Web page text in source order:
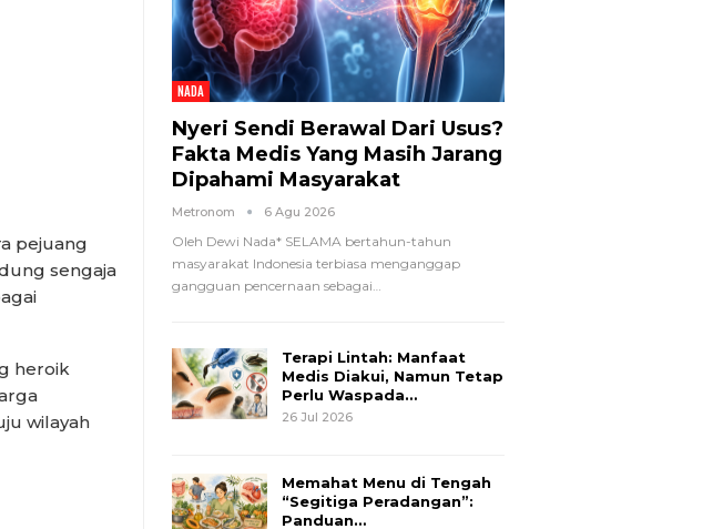
pejuang
sengaja
heroik
wilayah
NADA
Nyeri Sendi Berawal Dari Usus?
Fakta Medis Yang Masih Jarang
Dipahami Masyarakat
Metronom 6 Agu 2026
Oleh Dewi Nada* SELAMA bertahun-tahun
masyarakat Indonesia terbiasa menganggap
gangguan pencernaan sebagai…
Terapi Lintah: Manfaat
Medis Diakui, Namun Tetap
Perlu Waspada…
26 Jul 2026
Memahat Menu di Tengah
“Segitiga Peradangan”:
Panduan…